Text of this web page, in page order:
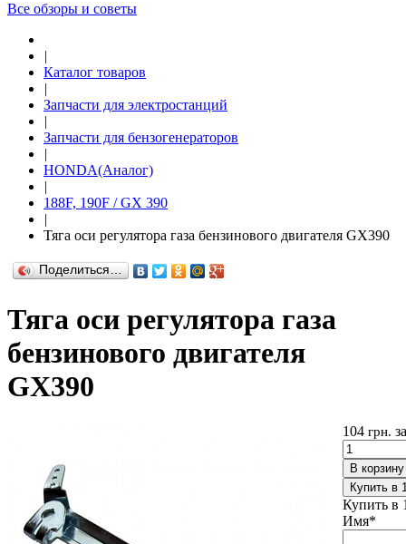
Все обзоры и советы
|
Каталог товаров
|
Запчасти для электростанций
|
Запчасти для бензогенераторов
|
HONDA(Aналог)
|
188F, 190F / GX 390
|
Тяга оси регулятора газа бензинового двигателя GX390
Поделиться…
Тяга оси регулятора газа
бензинового двигателя
GX390
104 грн.
В корзину
Купить в
Купить в
Имя*